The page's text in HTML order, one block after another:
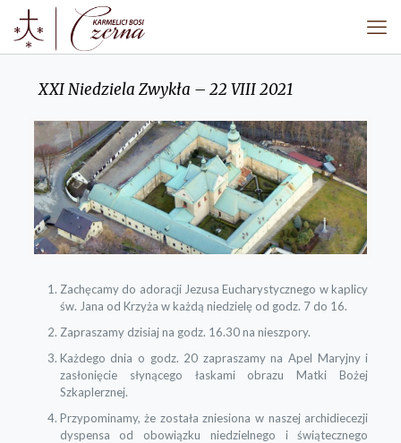
XXI Niedziela Zwykła – 22 VIII 2021
Zachęcamy do adoracji Jezusa Eucharystycznego w kaplicy
św. Jana od Krzyża w każdą niedzielę od godz. 7 do 16.
Zapraszamy dzisiaj na godz. 16.30 na nieszpory.
Każdego dnia o godz. 20 zapraszamy na Apel Maryjny i
zasłonięcie słynącego łaskami obrazu Matki Bożej
Szkaplerznej.
Przypominamy, że została zniesiona w naszej archidiecezji
dyspensa od obowiązku niedzielnego i świątecznego